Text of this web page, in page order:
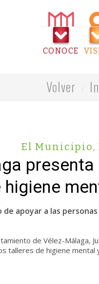
CONOCE
Volver
El Municipio,
higiene
apoyar a las
de Vélez-Málaga,
talleres de higiene